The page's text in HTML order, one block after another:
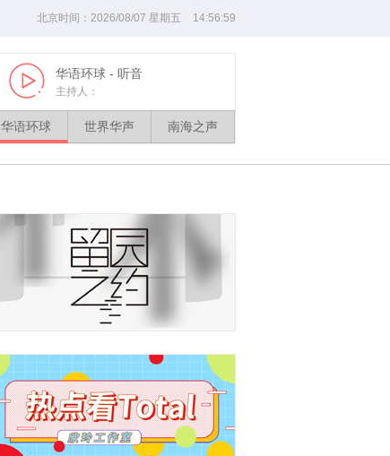
北京时间： 2026/08/07 星期 五 14:57:00
Play
华语环球 - 听音
主持人：
华语环球 世界华声 南海之声